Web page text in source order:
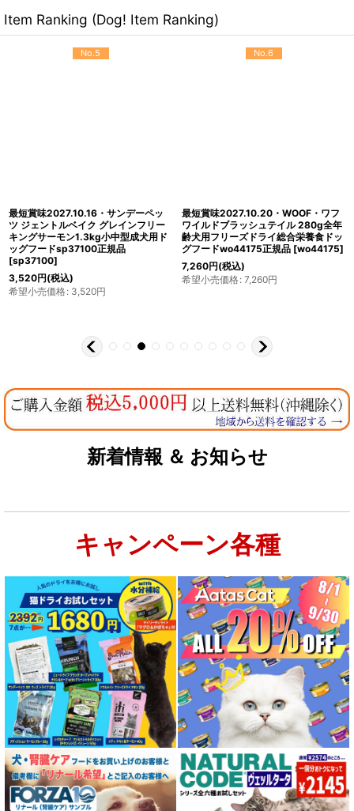
Item Ranking (Dog! Item Ranking)
No.5
最短賞味2027.10.16・サンデーペッ
ツ ジェントルベイク グレインフリー
キングサーモン1.3kg小中型成犬用ド
ッグフードsp37100正規品
[sp37100]
3,520円(税込)
希望小売価格: 3,520円
No.6
最短賞味2027.10.20・WOOF・ワフ
ワイルドブラッシュテイル 280g全年
齢犬用フリーズドライ総合栄養食ドッ
グフードwo44175正規品 [wo44175]
7,260円(税込)
希望小売価格: 7,260円
新着情報 ＆ お知らせ
キャンペーン各種